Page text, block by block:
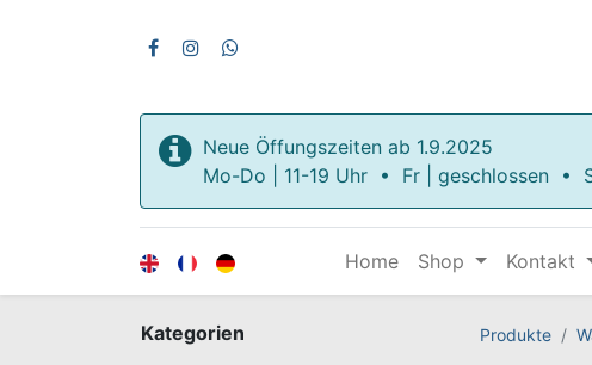
Neue Öffungszeiten ab 1.9.2025
Mo-Do | 11-19 Uhr • Fr | geschlossen •
Home Shop Kontakt
Kategorien
Produkte